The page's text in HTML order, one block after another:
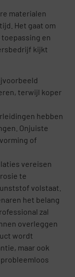
materialen
Het gaat om
en
kijkt
terwijl koper
hebben
Onjuiste
of
vereisen
te
volstaat.
het belang
zal
overleggen
wordt
maar ook